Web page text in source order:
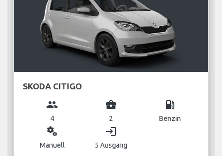
SKODA CITIGO
group
4
business_center
2
local_gas_station
Benzin
miscellaneous_services
Manuell
login
5 Ausgang